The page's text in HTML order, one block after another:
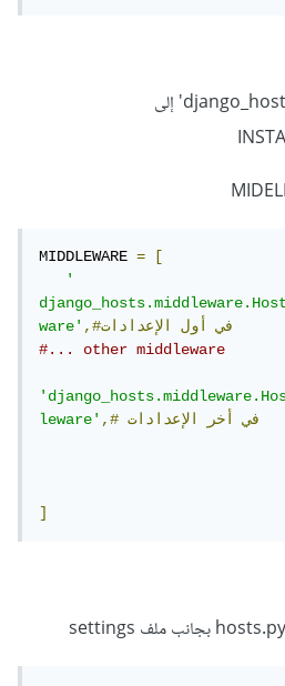
بعد ذلك يجب إضافة 'django_hosts' إلى
MIDDLEWARE =
[
'
ware'
,#في أول
الإعدادات
#... other middleware
leware',# في أخر الإعدادات
]